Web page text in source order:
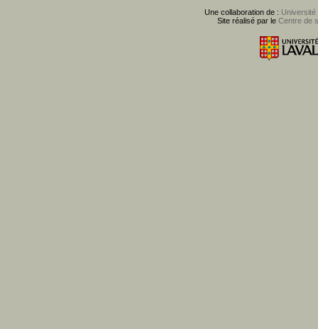
Une collaboration de : Université
Site réalisé par le Centre de